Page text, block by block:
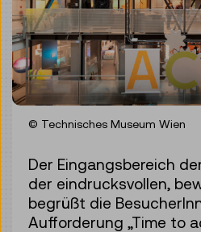
© Technisches Museum Wien
Der Eingangsbereich
der eindrucksvollen,
begrüßt die
Aufforderung „Time to